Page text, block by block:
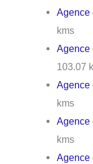
kms
103.07
kms
Agence
kms
Agence